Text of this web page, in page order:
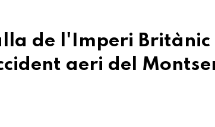
de l'Imperi Britànic
aeri del